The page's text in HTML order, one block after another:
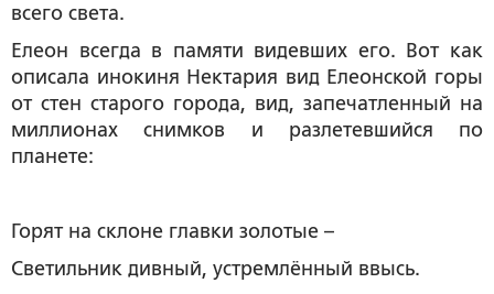
всего света.
Елеон всегда в памяти видевших его. Вот как
описала инокиня Нектария вид Елеонской горы
от стен старого города, вид, запечатленный на
миллионах снимков и разлетевшийся по
планете:
Горят на склоне главки золотые –
Светильник дивный, устремлённый ввысь.